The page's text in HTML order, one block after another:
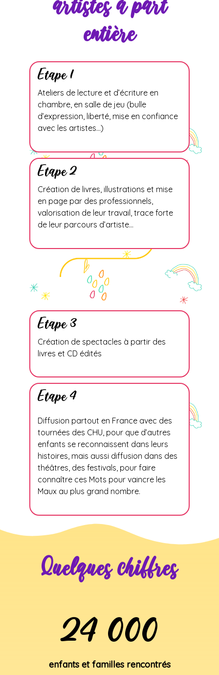
artistes à part
entière
Etape 1
Ateliers de lecture et d’écriture en
chambre, en salle de jeu (bulle
d’expression, liberté, mise en confiance
avec les artistes…)
Etape 2
Création de livres, illustrations et mise
en page par des professionnels,
valorisation de leur travail, trace forte
de leur parcours d’artiste…
Etape 3
Création de spectacles à partir des
livres et CD édités
Etape 4
Diffusion partout en France avec des
tournées des CHU, pour que d’autres
enfants se reconnaissent dans leurs
histoires, mais aussi diffusion dans des
théâtres, des festivals, pour faire
connaître ces Mots pour vaincre les
Maux au plus grand nombre.
Quelques chiffres
24 000
enfants et familles rencontrés